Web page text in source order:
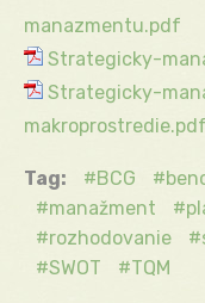
manazmentu.pdf
Strategicky-
Strategicky-
makroprostredie.pdf
Tag: BCG
manažment
rozhodovanie
SWOT
TQM